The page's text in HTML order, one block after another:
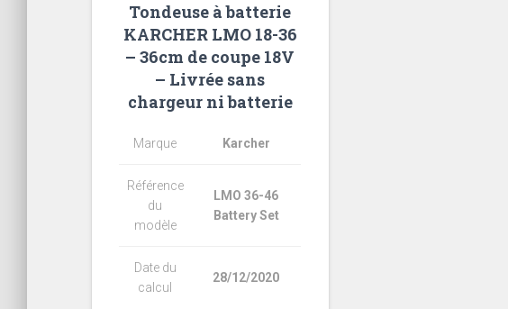
Tondeuse à batterie
KARCHER LMO 18-36
– 36cm de coupe 18V
– Livrée sans
chargeur ni batterie
Marque Karcher
Référence
du
modèle
LMO 36-46
Battery Set
Date du
calcul
28/12/2020